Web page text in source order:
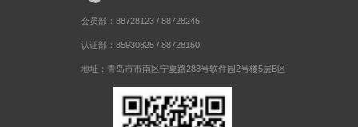
会员部：88728123 / 88728245
认证部：85930825 / 88728150
地址：青岛市市南区宁夏路288号软件园2号楼5层B区